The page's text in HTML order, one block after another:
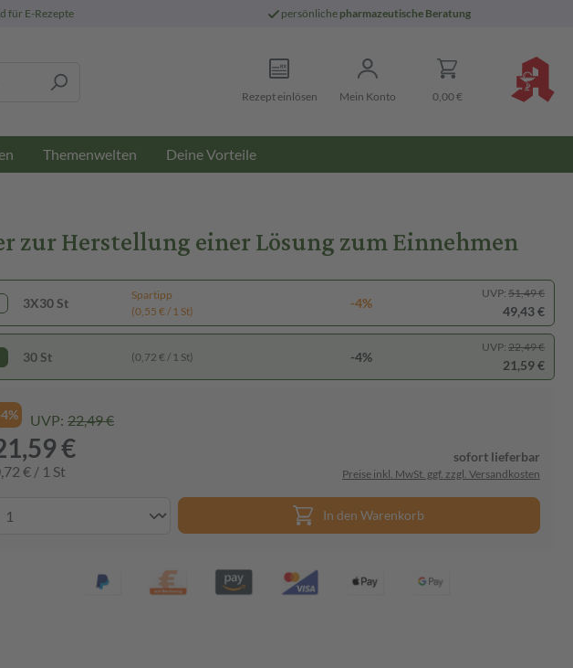
für E-Rezepte persönliche pharmazeutische Beratung
Rezept einlösen Mein Konto 0,00 €
Themenwelten Deine Vorteile
zur Herstellung einer Lösung zum Einnehmen
3X30 St
Spartipp
(0,55 € / 1 St)
-4%
UVP: 51,49 €
49,43 €
30 St (0,72 € / 1 St) -4%
UVP: 22,49 €
21,59 €
UVP: 22,49 €
€
€ / 1 St
sofort lieferbar
Preise inkl. MwSt. ggf. zzgl. Versandkosten
In den Warenkorb